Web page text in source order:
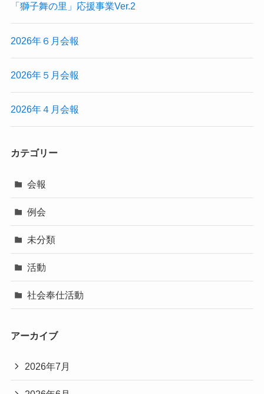
「獅子舞の里」応援事業Ver.2
2026年６月会報
2026年５月会報
2026年４月会報
カテゴリー
会報
例会
未分類
活動
社会奉仕活動
アーカイブ
2026年7月